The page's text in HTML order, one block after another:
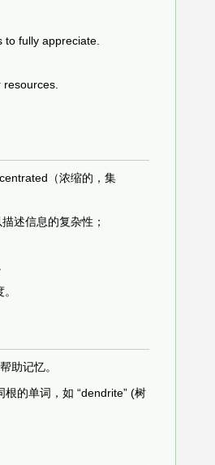
fully appreciate.
（浓缩的，集
述信息的复杂性；
助记忆。
根的单词，如 “dendrite” (树